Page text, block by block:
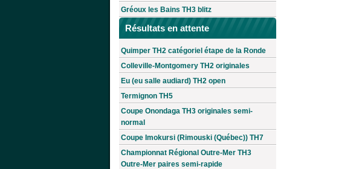
Gréoux les Bains TH3 blitz
Résultats en attente
Quimper TH2 catégoriel étape de la Ronde
Colleville-Montgomery TH2 originales
Eu (eu salle audiard) TH2 open
Termignon TH5
Coupe Onondaga TH3 originales semi-
normal
Coupe Imokursi (Rimouski (Québec)) TH7
Championnat Régional Outre-Mer TH3
Outre-Mer paires semi-rapide